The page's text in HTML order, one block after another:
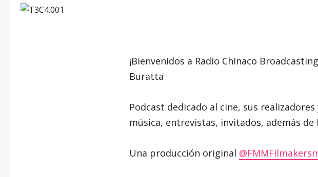
¡Bienvenidos a Radio Chinaco
Buratta
Podcast dedicado al cine, sus
música, entrevistas, invitados, además
Una producción original